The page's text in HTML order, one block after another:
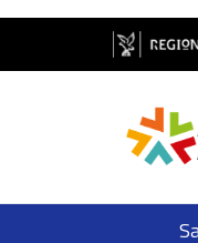
Salta al contenuto
Salta al piè di pagina